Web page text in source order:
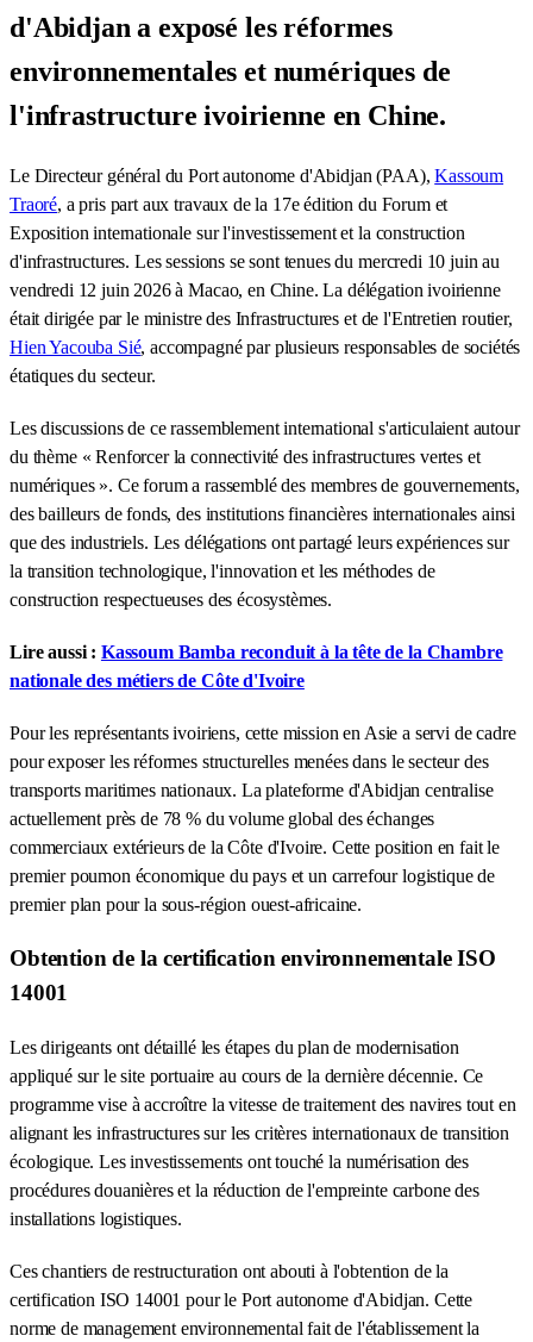
d'Abidjan a exposé les réformes
environnementales et numériques de
l'infrastructure ivoirienne en Chine.
Le Directeur général du Port autonome d'Abidjan (PAA),Kassoum
Traoré, a pris part aux travaux de la 17e édition du Forum et
Exposition internationale sur l'investissement et la construction
d'infrastructures. Les sessions se sont tenues du mercredi 10 juin au
vendredi 12 juin 2026 à Macao, en Chine. La délégation ivoirienne
était dirigée par le ministre des Infrastructures et de l'Entretien routier,
Hien Yacouba Sié, accompagné par plusieurs responsables de sociétés
étatiques du secteur.
Les discussions de ce rassemblement international s'articulaient autour
du thème « Renforcer la connectivité des infrastructures vertes et
numériques ». Ce forum a rassemblé des membres de gouvernements,
des bailleurs de fonds, des institutions financières internationales ainsi
que des industriels. Les délégations ont partagé leurs expériences sur
la transition technologique, l'innovation et les méthodes de
construction respectueuses des écosystèmes.
Lire aussi : Kassoum Bamba reconduit à la tête de la Chambre
nationale des métiers de Côte d'Ivoire
Pour les représentants ivoiriens, cette mission en Asie a servi de cadre
pour exposer les réformes structurelles menées dans le secteur des
transports maritimes nationaux. La plateforme d'Abidjan centralise
actuellement près de 78 % du volume global des échanges
commerciaux extérieurs de la Côte d'Ivoire. Cette position en fait le
premier poumon économique du pays et un carrefour logistique de
premier plan pour la sous-région ouest-africaine.
Obtention de la certification environnementale ISO
14001
Les dirigeants ont détaillé les étapes du plan de modernisation
appliqué sur le site portuaire au cours de la dernière décennie. Ce
programme vise à accroître la vitesse de traitement des navires tout en
alignant les infrastructures sur les critères internationaux de transition
écologique. Les investissements ont touché la numérisation des
procédures douanières et la réduction de l'empreinte carbone des
installations logistiques.
Ces chantiers de restructuration ont abouti à l'obtention de la
certification ISO 14001 pour le Port autonome d'Abidjan. Cette
norme de management environnemental fait de l'établissement la